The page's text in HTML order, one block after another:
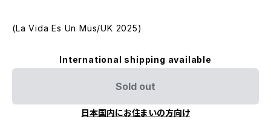
(La Vida Es Un Mus/UK 2025)
International shipping available
Sold out
日本国内にお住まいの方向け